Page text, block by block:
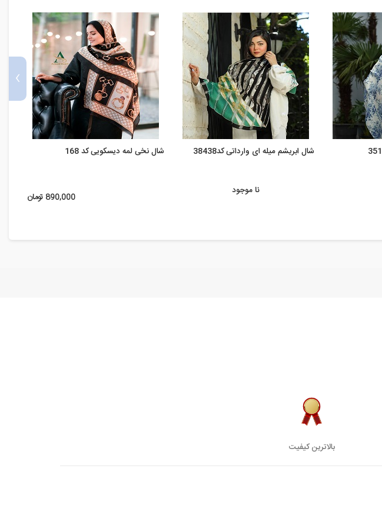
شال ابریشم میله ای وارداتی کد38438
نا موجود
شال نخی لمه دیسکویی کد 168
890,000 تومان
›
بالاترین کیفیت